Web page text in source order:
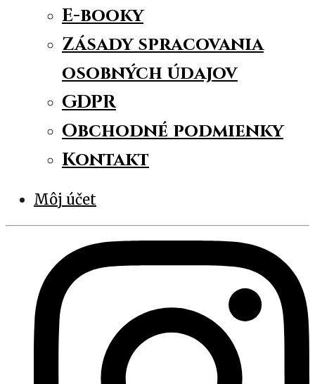
E-booky
Zásady spracovania
osobných údajov
GDPR
Obchodné podmienky
Kontakt
Môj účet